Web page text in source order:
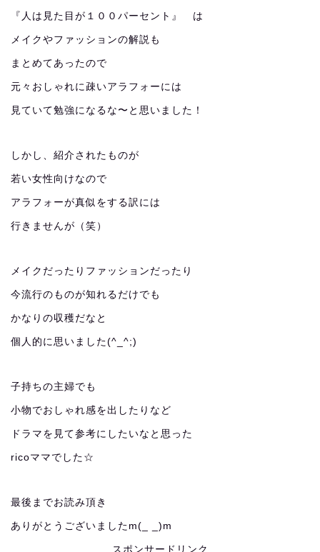
『人は見た目が１００パーセント』 は
メイクやファッションの解説も
まとめてあったので
元々おしゃれに疎いアラフォーには
見ていて勉強になるな〜と思いました！
しかし、紹介されたものが
若い女性向けなので
アラフォーが真似をする訳には
行きませんが（笑）
メイクだったりファッションだったり
今流行のものが知れるだけでも
かなりの収穫だなと
個人的に思いました(^_^;)
子持ちの主婦でも
小物でおしゃれ感を出したりなど
ドラマを見て参考にしたいなと思った
ricoママでした☆
最後までお読み頂き
ありがとうございましたm(_ _)m
スポンサードリンク